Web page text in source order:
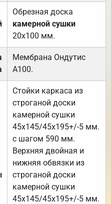
Обрезная доска
камерной сушки
20х100 мм.
Мембрана Ондутис
А100.
Стойки каркаса из
строганой доски
камерной сушки
45х145/45х195+/-5 мм.
с шагом 590 мм.
Верхняя двойная и
нижняя обвязки из
строганой доски
камерной сушки
45х145/45х195+/-5 мм.